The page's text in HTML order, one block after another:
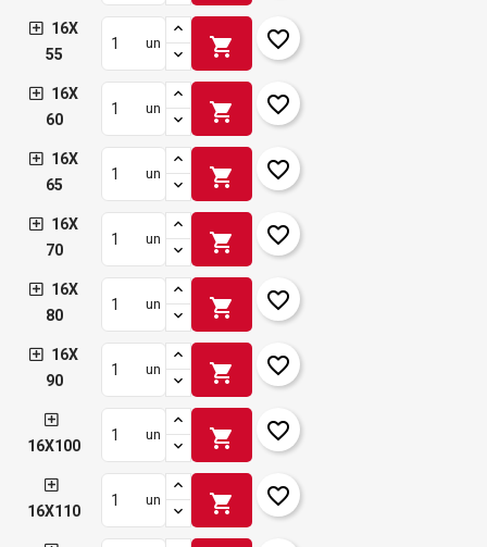
16X
55
un shopping_cart favorite_border
16X
60
un shopping_cart favorite_border
16X
65
un shopping_cart favorite_border
16X
70
un shopping_cart favorite_border
16X
80
un shopping_cart favorite_border
16X
90
un shopping_cart favorite_border
16X100
un shopping_cart favorite_border
16X110
un shopping_cart favorite_border